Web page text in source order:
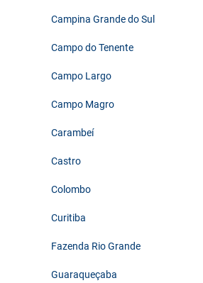
Campina Grande do Sul
Campo do Tenente
Campo Largo
Campo Magro
Carambeí
Castro
Colombo
Curitiba
Fazenda Rio Grande
Guaraqueçaba